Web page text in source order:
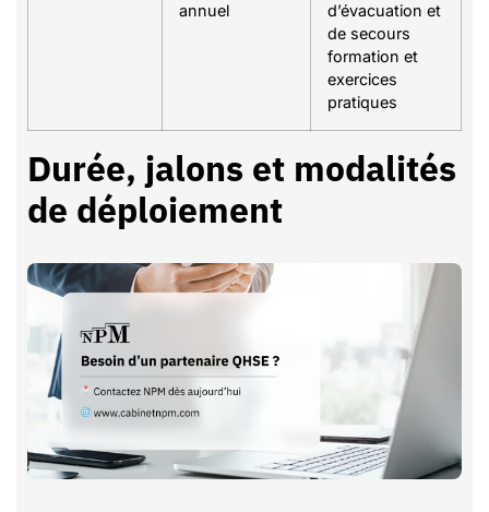
annuel
d’évacuation et
de secours
formation et
exercices
pratiques
Durée, jalons et modalités
de déploiement